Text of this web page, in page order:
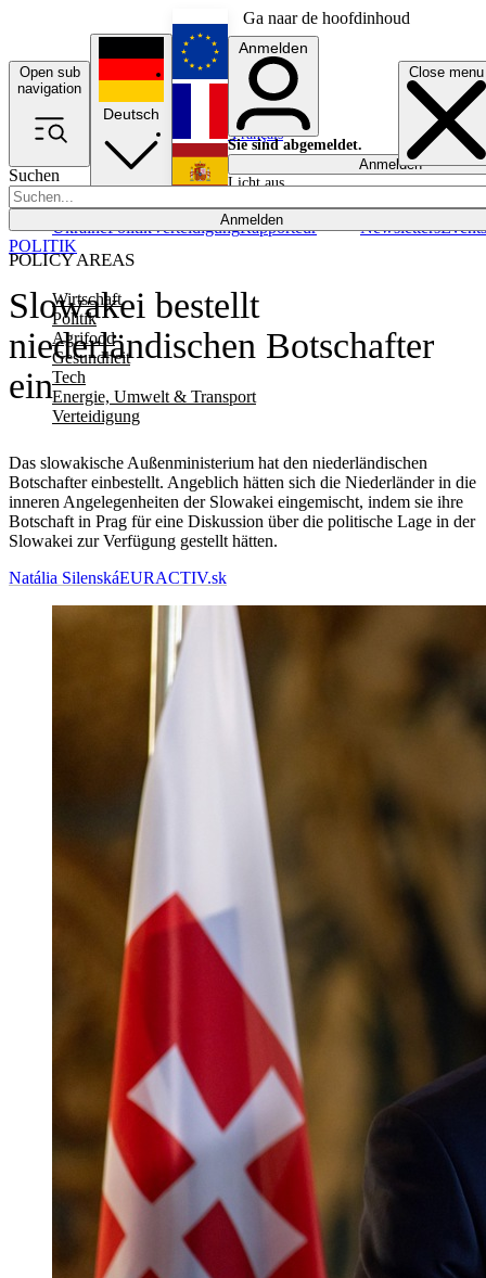
Ga naar de hoofdinhoud
Open sub
navigation
Close menu
Suchen
Anmelden
POLICY AREAS
Wirtschaft
Politik
Agrifood
Gesundheit
Tech
Energie, Umwelt & Transport
Verteidigung
UkrainePolitikVerteidigungRapporteur NewslettersEvents
Deutsch
English
Français
Anmelden
Sie sind abgemeldet.
Anmelden
Licht aus
Slowakei bestellt
niederländischen Botschafter
ein
Das slowakische Außenministerium hat den niederländischen
Botschafter einbestellt. Angeblich hätten sich die Niederländer in die
inneren Angelegenheiten der Slowakei eingemischt, indem sie ihre
Botschaft in Prag für eine Diskussion über die politische Lage in der
Slowakei zur Verfügung gestellt hätten.
POLITIK
Natália SilenskáEURACTIV.sk